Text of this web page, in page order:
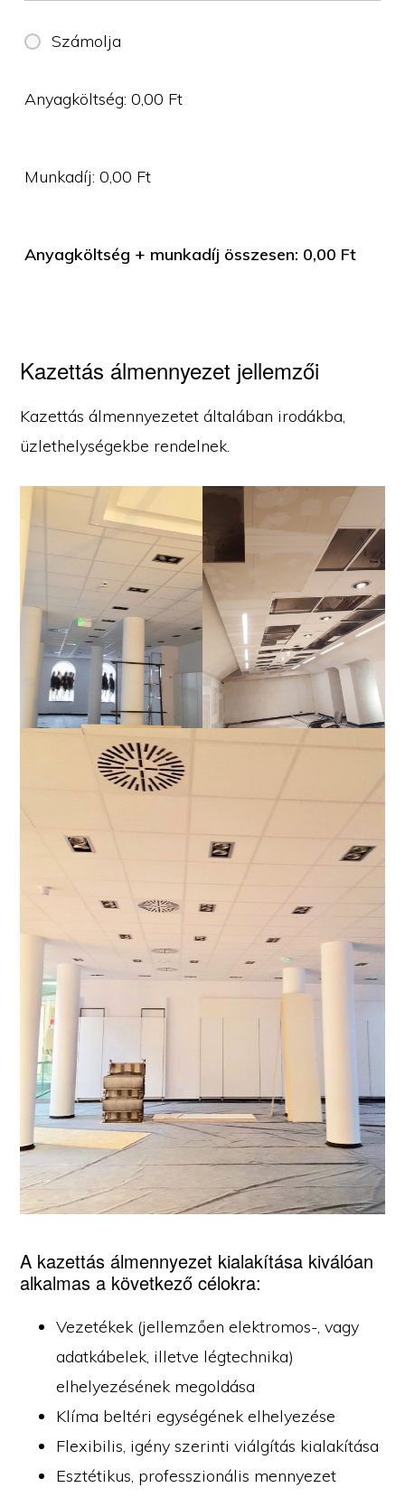
Számolja
Anyagköltség:0,00 Ft
Munkadíj:0,00 Ft
Anyagköltség + munkadíj összesen: 0,00 Ft
Kazettás álmennyezet jellemzői
Kazettás álmennyezetet általában irodákba,
üzlethelységekbe rendelnek.
A kazettás álmennyezet kialakítása kiválóan
alkalmas a következő célokra:
Vezetékek (jellemzően elektromos-, vagy
adatkábelek, illetve légtechnika)
elhelyezésének megoldása
Klíma beltéri egységének elhelyezése
Flexibilis, igény szerinti viálgítás kialakítása
Esztétikus, professzionális mennyezet